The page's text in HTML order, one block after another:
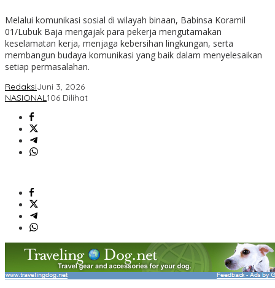
Melalui komunikasi sosial di wilayah binaan, Babinsa Koramil
01/Lubuk Baja mengajak para pekerja mengutamakan
keselamatan kerja, menjaga kebersihan lingkungan, serta
membangun budaya komunikasi yang baik dalam menyelesaikan
setiap permasalahan.
RedaksiJuni 3, 2026
NASIONAL106 Dilihat